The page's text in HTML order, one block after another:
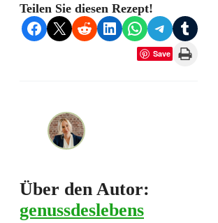
Teilen Sie diesen Rezept!
Share on Facebook
Share on X Share on RedditShare on LinkedIn
Share on WhatsApp
Share on Telegram
Share on Tumblr
Save Print this Page
Über den Autor:
genussdeslebens